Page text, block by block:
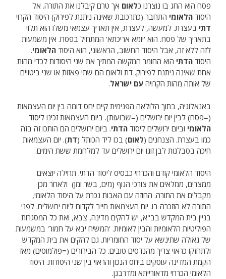
פסח הוא החג בו נוצרנו כלאום אך טרם קיבלנו את התורה. אל
היסוד הלאומי התחבר (כתרכובת שאינה ניתנת לפירוק) היסוד הקרוי
דתי בעצרת. למעשה, לעצרת, אין תאריך עצמאי משלו הוא תלוי
בתאריך של פסח. הוא 'יומא אריכתא' המתחיל בפסח. אין משמעות
לזה ללא זה, אבל היסוד החשוב, הראשוני, הוא היסוד הלאומי.
היסוד הדתי הוא החומר המקשה המתיך את שני היסודות לכדי מהות
אחת שאינה ניתנת לפירוק. דת ולאום הם שתי פאזות או שני ביטויים
של אותה מהות הקרויה עם ישראל.
באנאלוגיה, בתוך הלולאה הפנימית קיים יחס דומה בין יום העצמאות
(=פסח) לבין יום ירושלים (=שבועות). ביום העצמאות זכינו ליסוד
הלאומי וביום ירושלים ליסוד הדתי. ביום ירושלים הם הותכו זה בזה
כמו בעצרת. הצנחנים (לאום) בכו ליד הכותל (דת). יום העצמאות
חיכה בסבלנות לבן זוגו יום ירושלים עד למלחמת ששת הימים.
היסוד הלאומי קודם והכרחי כבסיס ליסוד הדתי. תחילה יוצאים
ממצרים, ממלאים את צורכי הגוף (מים, בשר ומן) ולאחר מכן
מקבלים את התורה. החוזה עם האבות נכרת על היסוד הלאומי,
התורה לא הוזכרה בו. יום העצמאות חייב לקדום ליום ירושלים. לפני
בניין בית המקדש בב"א, יש להקים מדינה, צבא, ואת כל המסגרות
הפוליטיות הלאומיות והבין לאומיות. 'המשיח יבא על חמור' במשמעות
של גאולה שתינשא על יסוד החומריות. גם להקים את בית המקדש
ולתחזקו כראוי צריך מהנדסים טובים. כל הבירורים (=פולמוסים) מאז
הקמת המדינה עוסקים ביחס הנכון והראוי בין שני היסודות. היסוד
הלאומי הכרחי מדאורייתא ומדרבנן.